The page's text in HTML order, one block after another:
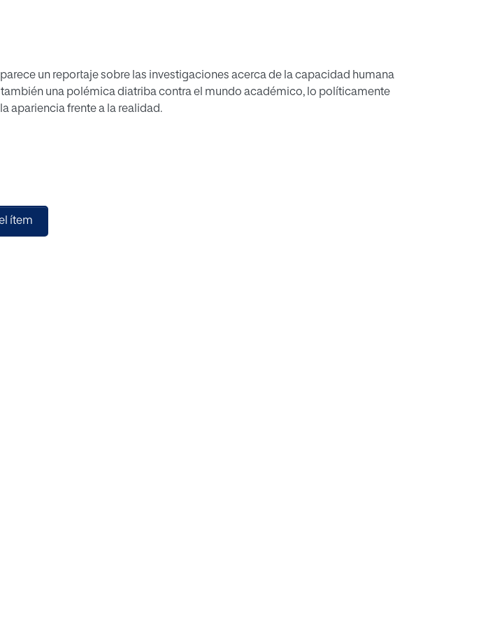
un reportaje sobre las investigaciones acerca de la capacidad humana
una polémica diatriba contra el mundo académico, lo políticamente
apariencia frente a la realidad.
ítem